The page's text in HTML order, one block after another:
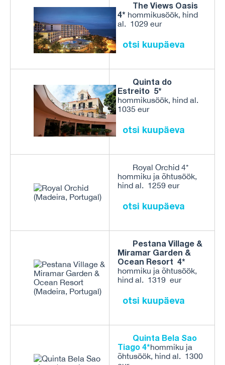
The Views Oasis
4* hommikusöök, hind
al. 1029 eur
otsi kuupäeva
Quinta do
Estreito 5*
hommikusöök, hind al.
1035 eur
otsi kuupäeva
Royal Orchid 4*
hommiku ja õhtusöök,
hind al. 1259 eur
otsi kuupäeva
Pestana Village &
Miramar Garden &
Ocean Resort 4*
hommiku ja õhtusöök,
hind al. 1319 eur
otsi kuupäeva
Quinta Bela Sao
Tiago 4*hommiku ja
õhtusöök, hind al. 1300